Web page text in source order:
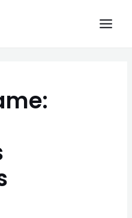
Aberta